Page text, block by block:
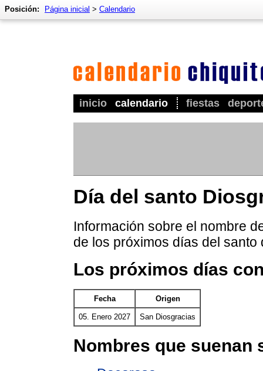
inicio calendario fiestas
Posición: Página inicial > Calendario
Día del santo
Información sobre el nombre
de los próximos días del santo
Los próximos días
Fecha Origen
05. Enero 2027 San Diosgracias
Nombres que suenan